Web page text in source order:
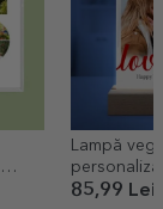
65
Lampă
poză și
85,99 Lei